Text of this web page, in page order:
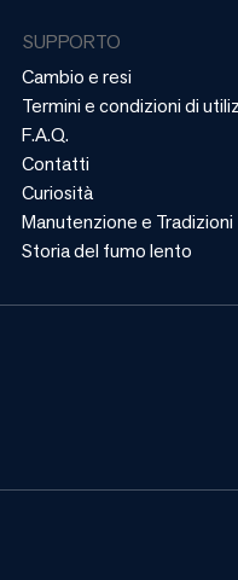
SUPPORTO
Cambio e resi
Termini e condizioni di
F.A.Q.
Contatti
Curiosità
Manutenzione e Tradizioni
Storia del fumo lento